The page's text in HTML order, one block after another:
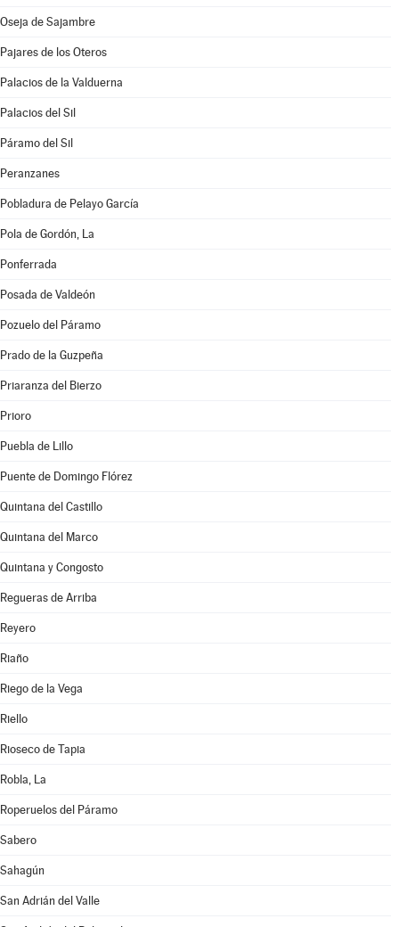
Oseja de Sajambre
Pajares de los Oteros
Palacios de la Valduerna
Palacios del Sil
Páramo del Sil
Peranzanes
Pobladura de Pelayo García
Pola de Gordón, La
Ponferrada
Posada de Valdeón
Pozuelo del Páramo
Prado de la Guzpeña
Priaranza del Bierzo
Prioro
Puebla de Lillo
Puente de Domingo Flórez
Quintana del Castillo
Quintana del Marco
Quintana y Congosto
Regueras de Arriba
Reyero
Riaño
Riego de la Vega
Riello
Rioseco de Tapia
Robla, La
Roperuelos del Páramo
Sabero
Sahagún
San Adrián del Valle